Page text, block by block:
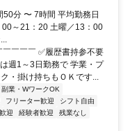
分 〜 7時間 平均勤務日
～21：20 土曜／13：00
￣￣￣ ✅履歴書持参不要
週1～3日勤務で 学業・プ
・掛け持ちもＯＫです...
副業・WワークOK
フリーター歓迎
シフト自由
迎 経験者歓迎
残業なし